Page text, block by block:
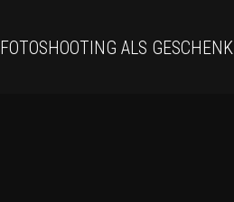
FOTOSHOOTING ALS GESCHENK